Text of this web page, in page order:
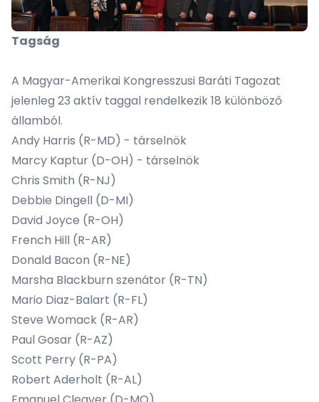
Tagság
A Magyar-Amerikai Kongresszusi Baráti Tagozat
jelenleg 23 aktív taggal rendelkezik 18 különböző
államból.
Andy Harris (R-MD) - társelnök
Marcy Kaptur (D-OH) - társelnök
Chris Smith (R-NJ)
Debbie Dingell (D-MI)
David Joyce (R-OH)
French Hill (R-AR)
Donald Bacon (R-NE)
Marsha Blackburn szenátor (R-TN)
Mario Diaz-Balart (R-FL)
Steve Womack (R-AR)
Paul Gosar (R-AZ)
Scott Perry (R-PA)
Robert Aderholt (R-AL)